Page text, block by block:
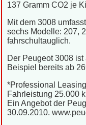
137 Gramm CO2 je
Mit dem 3008
sechs Modelle: 207,
fahrschultauglich.
Der Peugeot 3008
Beispiel bereits ab
*Professional
Fahrleistung 25.000
Ein Angebot der
30.09.2010.